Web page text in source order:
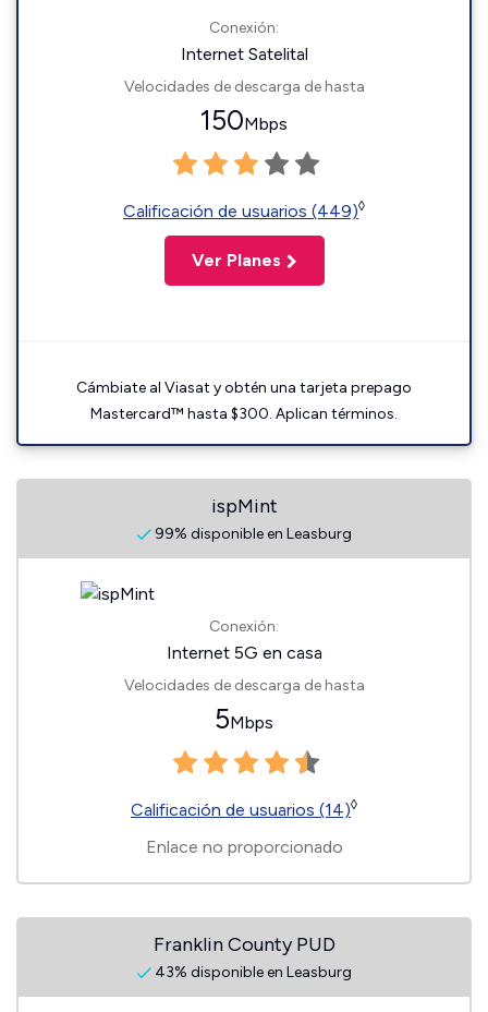
Conexión:
Internet Satelital
Velocidades de descarga de hasta
150Mbps
Calificación de usuarios (449)◊
Ver Planes
Cámbiate al Viasat y obtén una tarjeta prepago
Mastercard™ hasta $300. Aplican términos.
ispMint
99% disponible en Leasburg
Conexión:
Internet 5G en casa
Velocidades de descarga de hasta
5Mbps
Calificación de usuarios (14)◊
Enlace no proporcionado
Franklin County PUD
43% disponible en Leasburg